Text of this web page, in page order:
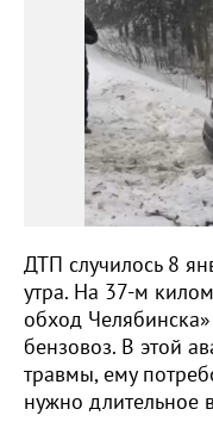
ДТП случилось 8
утра. На 37-м
обход
бензовоз. В этой
травмы, ему
нужно длительное